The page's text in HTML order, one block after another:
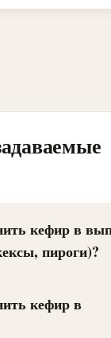
кефир в
пироги)?
кефир в